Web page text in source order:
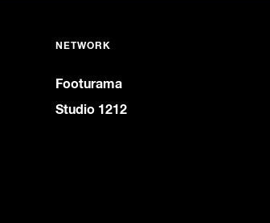
NETWORK
Footurama
Studio 1212